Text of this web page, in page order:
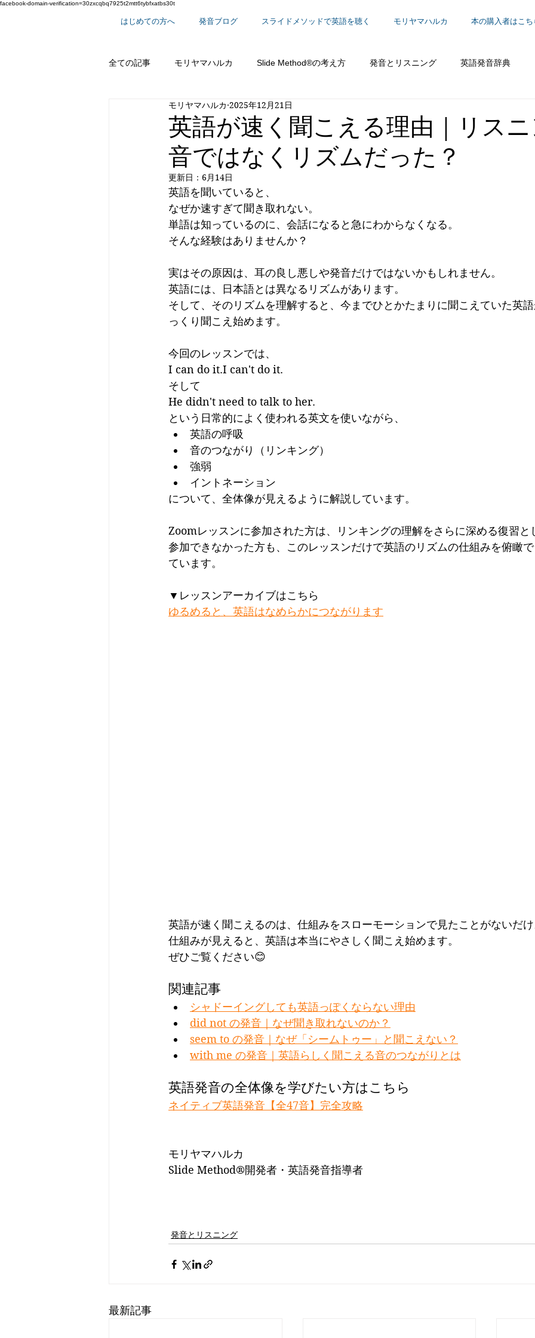
facebook-domain-verification=30zxcqbq7925t2mtt6tybfxatbs30t
はじめての方へ 発音ブログ スライドメソッドで英語を聴く モリヤマハルカ 本の購入者はこち
全ての記事 モリヤマハルカ Slide Method®の考え方 発音とリスニング 英語発音辞典
スーパー単語シリーズ 英語で働く
英語が速く聞こえる理由｜リス
音ではなくリズムだった？
モリヤマハルカ 2025年12月21日
更新日： 6月14日
英語を聞いていると、
なぜか速すぎて聞き取れない。
単語は知っているのに、会話になると急にわからなくなる。
そんな経験はありませんか？
実はその原因は、耳の良し悪しや発音だけではないかもしれません。
英語には、日本語とは異なるリズムがあります。
そして、そのリズムを理解すると、今までひとかたまりに聞こえていた英
っくり聞こえ始めます。
今回のレッスンでは、
I can do it.I can't do it.
そして
He didn't need to talk to her.
という日常的によく使われる英文を使いながら、
英語の呼吸
音のつながり（リンキング）
強弱
イントネーション
について、全体像が見えるように解説しています。
Zoomレッスンに参加された方は、リンキングの理解をさらに深める復習と
参加できなかった方も、このレッスンだけで英語のリズムの仕組みを俯瞰
ています。
▼レッスンアーカイブはこちら
ゆるめると、英語はなめらかにつながります
英語が速く聞こえるのは、仕組みをスローモーションで見たことがないだ
仕組みが見えると、英語は本当にやさしく聞こえ始めます。
ぜひご覧ください😊
関連記事
シャドーイングしても英語っぽくならない理由
did not の発音｜なぜ聞き取れないのか？
seem to の発音｜なぜ「シームトゥー」と聞こえない？
with me の発音｜英語らしく聞こえる音のつながりとは
英語発音の全体像を学びたい方はこちら
ネイティブ英語発音【全47音】完全攻略
モリヤマハルカ
Slide Method®開発者・英語発音指導者
発音とリスニング
最新記事